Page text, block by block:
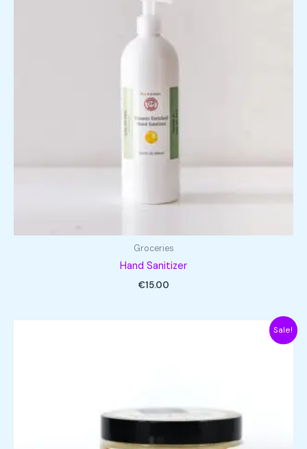
Groceries
Hand Sanitizer
€15.00
Sale!